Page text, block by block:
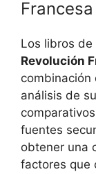
Francesa
Los libros
Revolución
combinación
análisis de
fuentes
obtener una
factores que